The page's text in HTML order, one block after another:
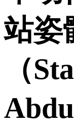
站姿
（